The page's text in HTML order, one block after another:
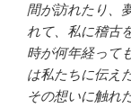
間が訪れたり、
れて、私に稽古
時が何年経って
は私たちに伝え
その想いに触れ